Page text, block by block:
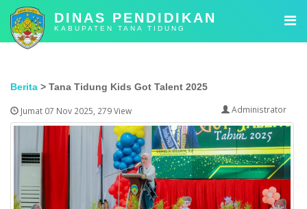
DINAS PENDIDIKAN
KABUPATEN TANA TIDUNG
Berita > Tana Tidung Kids Got Talent 2025
Jumat 07 Nov 2025, 279 View Administrator